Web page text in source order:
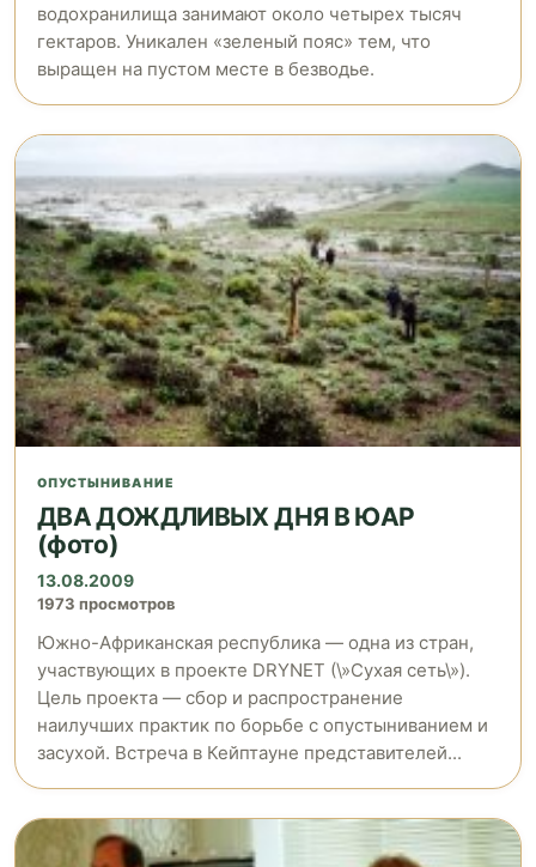
водохранилища занимают около четырех тысяч
гектаров. Уникален «зеленый пояс» тем, что
выращен на пустом месте в безводье.
ОПУСТЫНИВАНИЕ
ДВА ДОЖДЛИВЫХ ДНЯ В ЮАР
(фото)
13.08.2009
1973 просмотров
Южно-Африканская республика — одна из стран,
участвующих в проекте DRYNET (\»Сухая сеть\»).
Цель проекта — сбор и распространение
наилучших практик по борьбе с опустыниванием и
засухой. Встреча в Кейптауне представителей...